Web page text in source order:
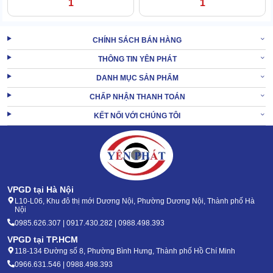
dưỡng tháp dễ dàng hơn rất nhiều.
Tháp giải nhiệt TSB 600RT
2. Tháp giải nhiệt TSB 175 mang đến những lợi
ích gì?
Hiện nay, bạn dễ bắt gặp tháp hạ nhiệt TSB 175 tại nhiều xưởng
sx, tòa nhà, khu CN,...
Sản phẩm giúp hạ nhiệt dòng nước làm mát cho máy. Từ đó
đảm bảo hệ thống hoạt động ổn định, ít phát sinh lỗi, giảm
Máy móc chạy ổn định do được làm mát tốt sẽ chạy max
công suất, hiệu quả, nâng cao năng suất.
thái quanh khu vực xả.
1 1
CHÍNH SÁCH BÁN HÀNG
THÔNG TIN YÊN PHÁT
DANH MỤC SẢN PHẨM
CHẤP NHẬN THANH TOÁN
KẾT NỐI VỚI CHÚNG TÔI
VPGD tại Hà Nội
L10-L06, Khu đô thị mới Dương Nội, Phường Dương Nội, Thành phố Hà
Nội
0985.626.307 | 0917.430.282 | 0988.498.393
VPGD tại TP.HCM
118-134 Đường số 8, Phường Bình Hưng, Thành phố Hồ Chí Minh
0966.631.546 | 0988.498.393